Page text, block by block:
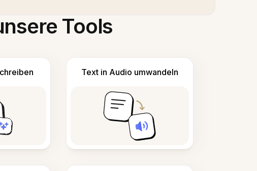
Tools
Text in Audio umwandeln